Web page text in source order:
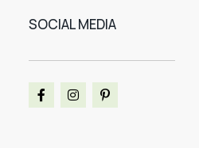
SOCIAL MEDIA